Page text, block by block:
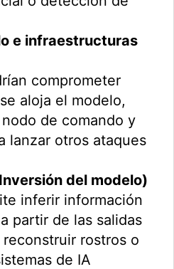
e infraestructuras
comprometer
aloja el modelo,
de comando y
lanzar otros ataques
del modelo)
inferir información
partir de las salidas
rostros o
de IA